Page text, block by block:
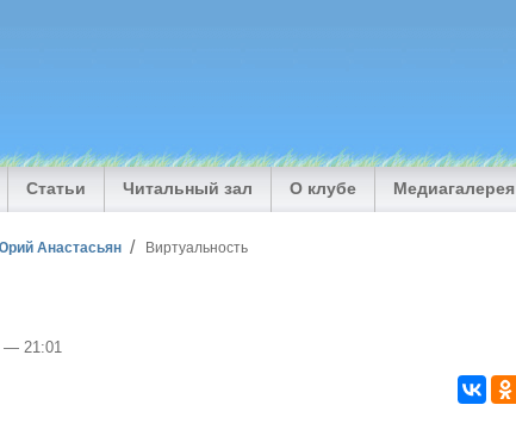
Статьи Читальный зал О клубе Медиагалерея
Анастасьян Виртуальность
— 21:01